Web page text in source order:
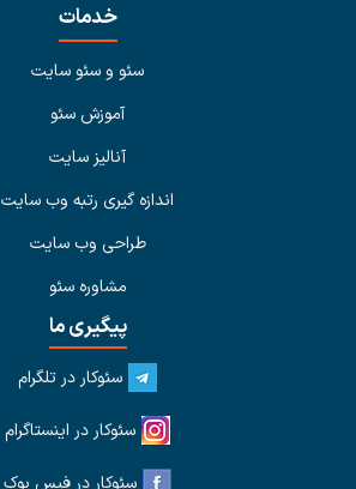
خدمات
سئو و سئو سایت
آموزش سئو
آنالیز سایت
اندازه گیری رتبه وب سایت
طراحی وب سایت
مشاوره سئو
پیگیری ما
سئوکار در تلگرام
سئوکار در اینستاگرام
سئوکار در فیس بوک